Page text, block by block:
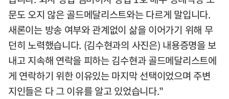
문도 오지 않은 골드메달리스트와는 다르게 말입니다.
새론이는 방송 여부와 관계없이 삶을 이어가기 위해 무
던히 노력했습니다. (김수현과의 사진은) 내용증명을 보
내고 지속해 연락을 피하는 김수현과 골드메달리스트에
게 연락하기 위한 이유있는 마지막 선택이었으며 주변
지인들은 다 그 이유를 알고 있었습니다."